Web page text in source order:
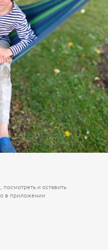
посмотреть и оставить
в приложении